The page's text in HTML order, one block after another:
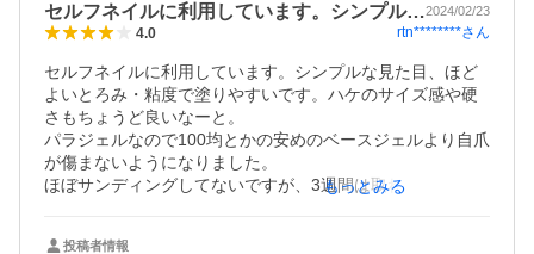
セルフネイルに利用しています。シンプル…2024/02/23
4.0 rtn********さん
セルフネイルに利用しています。シンプルな見た目、ほど
よいとろみ・粘度で塗りやすいです。ハケのサイズ感や硬
さもちょうど良いなーと。
パラジェルなので100均とかの安めのベースジェルより自爪
が傷まないようになりました。
ほぼサンディングしてないですが、3週間は取れません。4
もっとみる
投稿者情報